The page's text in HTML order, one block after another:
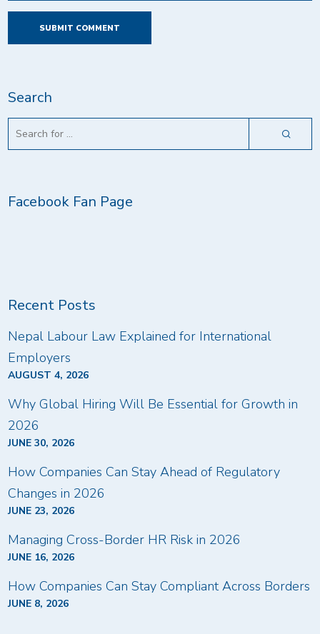
Search
Facebook Fan Page
Recent Posts
Nepal Labour Law Explained for International
Employers
AUGUST 4, 2026
Why Global Hiring Will Be Essential for Growth in
2026
JUNE 30, 2026
How Companies Can Stay Ahead of Regulatory
Changes in 2026
JUNE 23, 2026
Managing Cross-Border HR Risk in 2026
JUNE 16, 2026
How Companies Can Stay Compliant Across Borders
JUNE 8, 2026